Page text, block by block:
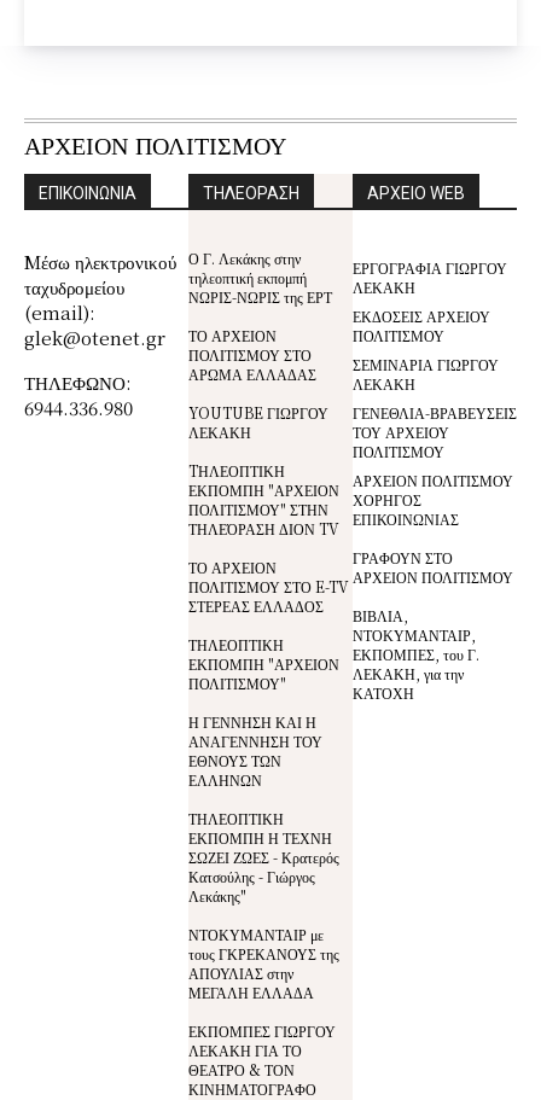
ΑΡΧΕΙΟΝ ΠΟΛΙΤΙΣΜΟΥ
ΕΠΙΚΟΙΝΩΝΙΑ
Mέσω ηλεκτρονικού
ταχυδρομείου
(email):
glek@otenet.gr
ΤΗΛΕΦΩΝΟ:
6944.336.980
ΤΗΛΕΟΡΑΣΗ
Ο Γ. Λεκάκης στην
τηλεοπτική εκπομπή
ΝΩΡΙΣ-ΝΩΡΙΣ της ΕΡΤ
ΤΟ ΑΡΧΕΙΟΝ
ΠΟΛΙΤΙΣΜΟΥ ΣΤΟ
ΑΡΩΜΑ ΕΛΛΑΔΑΣ
YOUTUBE ΓΙΩΡΓΟΥ
ΛΕΚΑΚΗ
TΗΛΕΟΠΤΙΚΗ
ΕΚΠΟΜΠΗ "ΑΡΧΕΙΟΝ
ΠΟΛΙΤΙΣΜΟΥ" ΣΤΗΝ
ΤΗΛΕΌΡΑΣΗ ΔΙΟΝ TV
ΤΟ ΑΡΧΕΙΟΝ
ΠΟΛΙΤΙΣΜΟΥ ΣΤΟ E-TV
ΣΤΕΡΕΑΣ ΕΛΛΑΔΟΣ
ΤΗΛΕΟΠΤΙΚΗ
ΕΚΠΟΜΠΗ "ΑΡΧΕΙΟΝ
ΠΟΛΙΤΙΣΜΟΥ"
Η ΓΕΝΝΗΣΗ ΚΑΙ Η
ΑΝΑΓΕΝΝΗΣΗ ΤΟΥ
ΕΘΝΟΥΣ ΤΩΝ
ΕΛΛΗΝΩΝ
ΤΗΛΕΟΠΤΙΚΗ
ΕΚΠΟΜΠΗ Η ΤΕΧΝΗ
ΣΩΖΕΙ ΖΩΕΣ - Κρατερός
Κατσούλης - Γιώργος
Λεκάκης"
ΝΤΟΚΥΜΑΝΤΑΙΡ με
τους ΓΚΡΕΚΑΝΟΥΣ της
ΑΠΟΥΛΙΑΣ στην
ΜΕΓΑΛΗ ΕΛΛΑΔΑ
ΕΚΠΟΜΠΕΣ ΓΙΩΡΓΟΥ
ΛΕΚΑΚΗ ΓΙΑ ΤΟ
ΘΕΑΤΡΟ & ΤΟΝ
ΚΙΝΗΜΑΤΟΓΡΑΦΟ
ΑΡΧΕΙΟ WEB
ΕΡΓΟΓΡΑΦΙΑ ΓΙΩΡΓΟΥ
ΛΕΚΑΚΗ
ΕΚΔΟΣΕΙΣ ΑΡΧΕΙΟΥ
ΠΟΛΙΤΙΣΜΟΥ
ΣΕΜΙΝΑΡΙΑ ΓΙΩΡΓΟΥ
ΛΕΚΑΚΗ
ΓΕΝΕΘΛΙΑ-ΒΡΑΒΕΥΣΕΙΣ
ΤΟΥ ΑΡΧΕΙΟΥ
ΠΟΛΙΤΙΣΜΟΥ
ΑΡΧΕΙΟΝ ΠΟΛΙΤΙΣΜΟΥ
ΧΟΡΗΓΟΣ
ΕΠΙΚΟΙΝΩΝΙΑΣ
ΓΡΑΦΟΥΝ ΣΤΟ
ΑΡΧΕΙΟΝ ΠΟΛΙΤΙΣΜΟΥ
ΒΙΒΛΙΑ,
ΝΤΟΚΥΜΑΝΤΑΙΡ,
ΕΚΠΟΜΠΕΣ, του Γ.
ΛΕΚΑΚΗ, για την
ΚΑΤΟΧΗ